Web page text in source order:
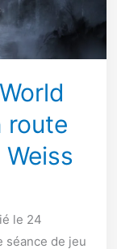
route
le 24
séance de jeu